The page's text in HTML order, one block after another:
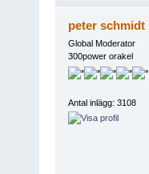
peter schmidt
Global Moderator
300power orakel
Antal inlägg: 3108